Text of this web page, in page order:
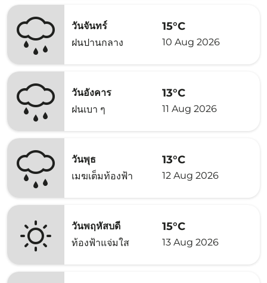
วันจันทร์
ฝนปานกลาง
15°C
10 Aug 2026
วันอังคาร
ฝนเบา ๆ
13°C
11 Aug 2026
วันพุธ
เมฆเต็มท้องฟ้า
13°C
12 Aug 2026
วันพฤหัสบดี
ท้องฟ้าแจ่มใส
15°C
13 Aug 2026